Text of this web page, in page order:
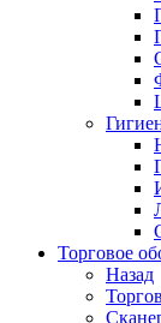
Торговое
Назад